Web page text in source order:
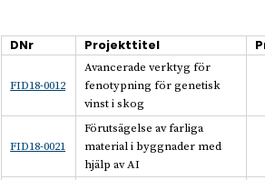
DNr Projekttitel
FID18-0012
Avancerade verktyg för
fenotypning för genetisk
vinst i skog
FID18-0021
Förutsägelse av farliga
material i byggnader med
hjälp av AI